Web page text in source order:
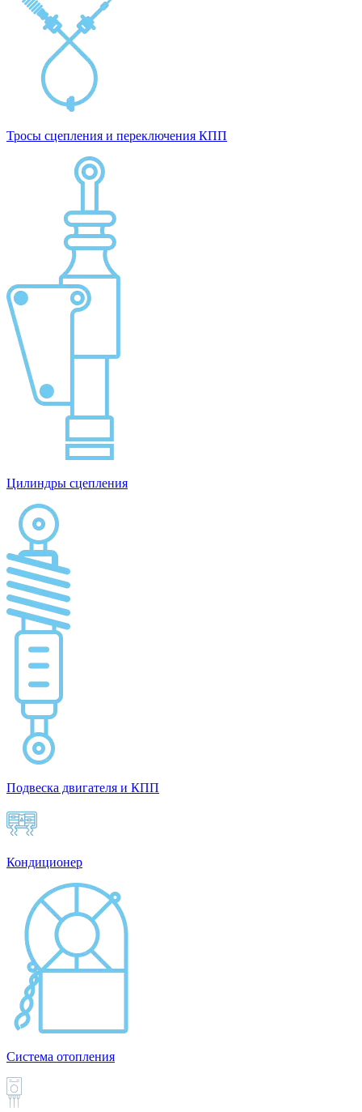
Тросы сцепления и переключения КПП
Цилиндры сцепления
Подвеска двигателя и КПП
Кондиционер
Система отопления